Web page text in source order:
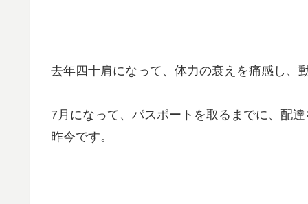
去年四十肩になって、体力の衰えを痛感し、
7月になって、パスポートを取るまでに、配
昨今です。